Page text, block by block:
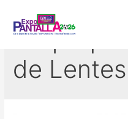
Umpeq
de Lentes